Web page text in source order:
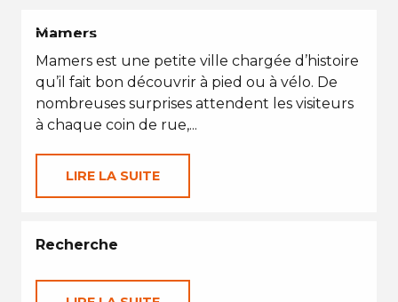
EN TOUTES SAISONS
Mamers
Mamers est une petite ville chargée d’histoire
qu’il fait bon découvrir à pied ou à vélo. De
nombreuses surprises attendent les visiteurs
à chaque coin de rue,...
LIRE LA SUITE
Recherche